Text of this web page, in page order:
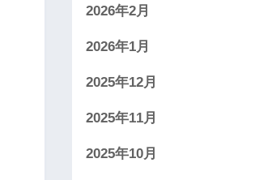
2026年2月
2026年1月
2025年12月
2025年11月
2025年10月